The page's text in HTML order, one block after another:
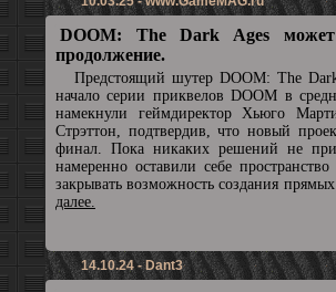
DOOM: The Dark Ages может
продолжение.
Предстоящий шутер DOOM: The
начало серии приквелов DOOM в
намекнули геймдиректор Хьюго
Стрэттон, подтвердив, что новый
финал. Пока никаких решений не
намеренно оставили себе
закрывать возможность создания
далее.
14.10.24 - Dant3